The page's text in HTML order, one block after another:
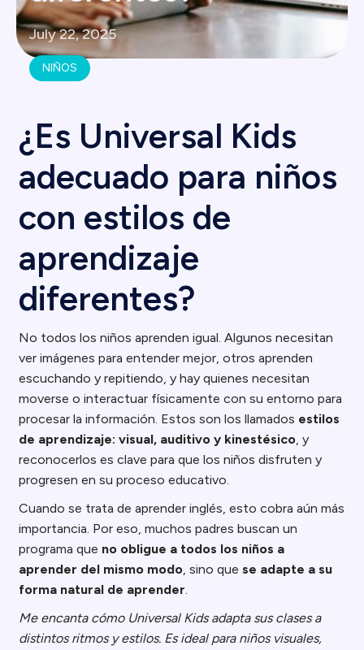
July 22, 2025
NIÑOS
¿Es Universal Kids
adecuado para niños
con estilos de
aprendizaje
diferentes?
No todos los niños aprenden igual. Algunos necesitan
ver imágenes para entender mejor, otros aprenden
escuchando y repitiendo, y hay quienes necesitan
moverse o interactuar físicamente con su entorno para
procesar la información. Estos son los llamados estilos
de aprendizaje: visual, auditivo y kinestésico, y
reconocerlos es clave para que los niños disfruten y
progresen en su proceso educativo.
Cuando se trata de aprender inglés, esto cobra aún más
importancia. Por eso, muchos padres buscan un
programa que no obligue a todos los niños a
aprender del mismo modo, sino quese adapte a su
forma natural de aprender.
Me encanta cómo Universal Kids adapta sus clases a
distintos ritmos y estilos. Es ideal para niños visuales,